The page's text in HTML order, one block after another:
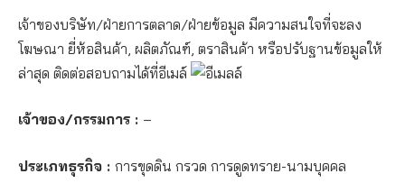
เจ้าของบริษัท/ฝ่ายการตลาด/ฝ่ายข้อมูล มีความสนใจที่จะลง
โฆษณา ยี่ห้อสินค้า, ผลิตภัณฑ์, ตราสินค้า หรือปรับฐานข้อมูลให้
ล่าสุด ติดต่อสอบถามได้ที่อีเมล์
เจ้าของ/กรรมการ : –
ประเภทธุรกิจ : การขุดดิน กรวด การดูดทราย-นามบุคคล